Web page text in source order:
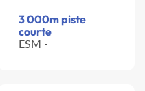
3 000m piste
courte
ESM -